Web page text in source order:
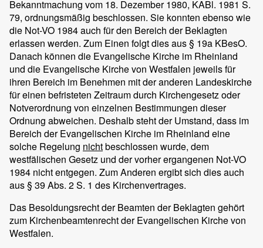
Bekanntmachung vom 18. Dezember 1980, KABl. 1981 S.
79, ordnungsmäßig beschlossen. Sie konnten ebenso wie
die Not-VO 1984 auch für den Bereich der Beklagten
erlassen werden. Zum Einen folgt dies aus § 19a KBesO.
Danach können die Evangelische Kirche im Rheinland
und die Evangelische Kirche von Westfalen jeweils für
ihren Bereich im Benehmen mit der anderen Landeskirche
für einen befristeten Zeitraum durch Kirchengesetz oder
Notverordnung von einzelnen Bestimmungen dieser
Ordnung abweichen. Deshalb steht der Umstand, dass im
Bereich der Evangelischen Kirche im Rheinland eine
solche Regelung nichtbeschlossen wurde, dem
westfälischen Gesetz und der vorher ergangenen Not-VO
1984 nicht entgegen. Zum Anderen ergibt sich dies auch
aus § 39 Abs. 2 S. 1 des Kirchenvertrages.
Das Besoldungsrecht der Beamten der Beklagten gehört
zum Kirchenbeamtenrecht der Evangelischen Kirche von
Westfalen.